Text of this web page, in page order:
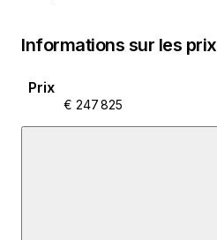
Informations sur les prix
Prix
€ 247 825